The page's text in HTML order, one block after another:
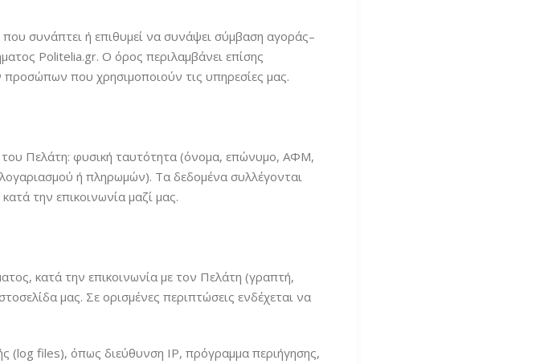
συνάπτει ή επιθυμεί να συνάψει σύμβαση αγοράς–
Politelia.gr. Ο όρος περιλαμβάνει επίσης
που χρησιμοποιούν τις υπηρεσίες μας.
του Πελάτη: φυσική ταυτότητα (όνομα, επώνυμο, ΑΦΜ,
ή πληρωμών). Τα δεδομένα συλλέγονται
την επικοινωνία μαζί μας.
κατά την επικοινωνία με τον Πελάτη (γραπτή,
μας. Σε ορισμένες περιπτώσεις ενδέχεται να
(log files), όπως διεύθυνση IP, πρόγραμμα περιήγησης,